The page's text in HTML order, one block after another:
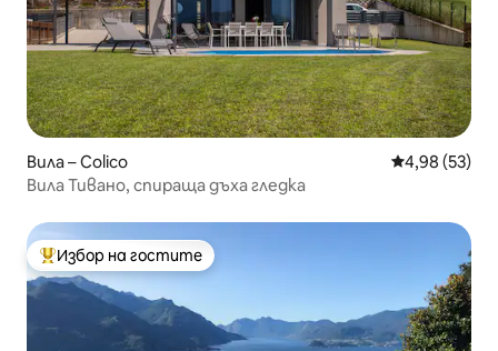
Вила – Colico Средна
4,98 (53)
Вила Тивано, спираща дъха гледка
Най-популярен избор на гостите
Избор на гостите